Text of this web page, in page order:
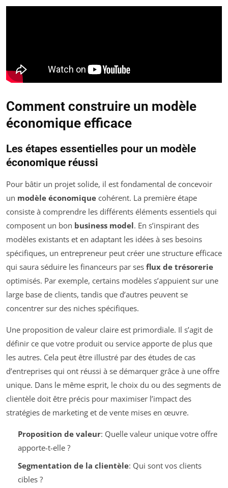
Comment construire un modèle
économique efficace
Les étapes essentielles pour un modèle
économique réussi
Pour bâtir un projet solide, il est fondamental de concevoir
un modèle économique cohérent. La première étape
consiste à comprendre les différents éléments essentiels qui
composent un bon business model. En s’inspirant des
modèles existants et en adaptant les idées à ses besoins
spécifiques, un entrepreneur peut créer une structure efficace
qui saura séduire les financeurs par ses flux de trésorerie
optimisés. Par exemple, certains modèles s’appuient sur une
large base de clients, tandis que d’autres peuvent se
concentrer sur des niches spécifiques.
Une proposition de valeur claire est primordiale. Il s’agit de
définir ce que votre produit ou service apporte de plus que
les autres. Cela peut être illustré par des études de cas
d’entreprises qui ont réussi à se démarquer grâce à une offre
unique. Dans le même esprit, le choix du ou des segments de
clientèle doit être précis pour maximiser l’impact des
stratégies de marketing et de vente mises en œuvre.
Proposition de valeur: Quelle valeur unique votre offre
apporte-t-elle ?
Segmentation de la clientèle: Qui sont vos clients
cibles ?